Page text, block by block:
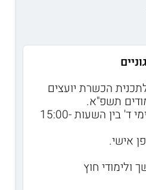
הכשרת יועצים
תשפ"א.
הלימודים יתקיימו בימי ד' בין השעות 15:00-
אישי.
ולימודי חוץ